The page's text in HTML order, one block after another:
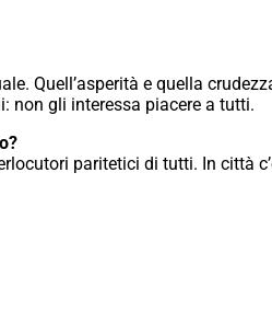
Quell’asperità e quella
non gli interessa piacere a tutti.
paritetici di tutti. In città